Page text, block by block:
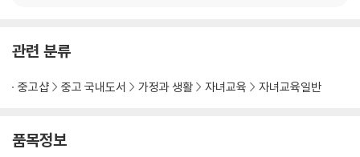
4장 | 엄마의 믿음이 핵심이다.
01 먼저, 아이를 긍정하라 … 105
02 항상, 아이를 기다려라 … 111
03 당장, 마음부터 읽어라 … 117
05 흔들리지 않게, 아이를 믿어라 … 129
관련 분류
중고샵 중고 국내도서 가정과 생활 자녀교육 자녀교육일반
품목정보